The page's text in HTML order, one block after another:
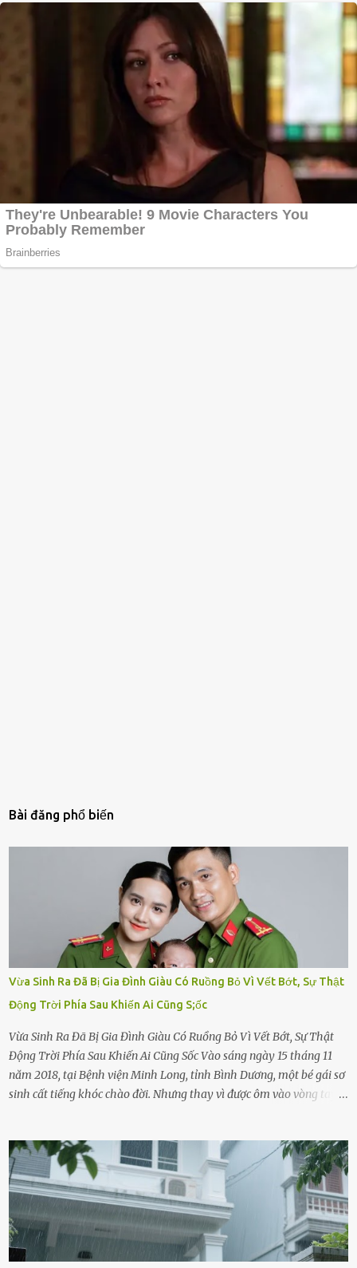
Bài đăng phổ biến
Vừa Sinh Ra Đã Bị Gia Đình Giàu Có Ruồng Bỏ Vì Vết Bớt, Sự Thật
Động Trời Phía Sau Khiến Ai Cũng S;ốc
Vừa Sinh Ra Đã Bị Gia Đình Giàu Có Ruồng Bỏ Vì Vết Bớt, Sự Thật
Động Trời Phía Sau Khiến Ai Cũng Sốc Vào sáng ngày 15 tháng 11
năm 2018, tại Bệnh viện Minh Long, tỉnh Bình Dương, một bé gái sơ
sinh cất tiếng khóc chào đời. Nhưng thay vì được ôm vào vòng tay
hảo, địa vị cao sang của ông Trần Quốc Tùng xem như điềm gở. Ông
Tùng, một doanh nhân quyền lực có tiếng ở Bình Dương, cùng vợ là
bà Đỗ Thị Nga, lập tức ra quyết định nhẫn tâm: bỏ lại đứa trẻ. Họ
viện cớ “không đủ khả năng nuôi dưỡng” và ký vào giấy từ chối
quyền giám hộ, yêu cầu bệnh viện xử lý bé như một trường hợp bị
bỏ rơi. Trong khi ấy, con gái ruột của họ – Trần Lệ Mi – vẫn đang